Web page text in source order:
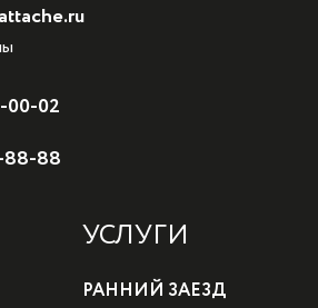
00-02
88-88
УСЛУГИ
РАННИЙ ЗАЕЗД